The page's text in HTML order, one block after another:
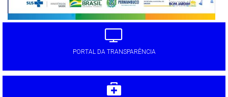
PORTAL DA TRANSPARÊNCIA